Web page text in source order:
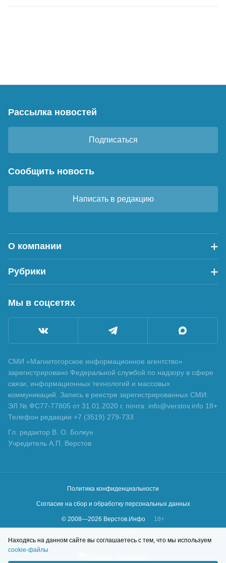
Рассылка новостей
Подписаться
Сообщить новость
Написать в редакцию
О компании
Рубрики
Мы в соцсетях
СМИ «Магнитогорское информационное агентство»
зарегистрировано Федеральной службой по надзору в сфере
связи, информационных технологий и массовых
коммуникаций. Запись в реестре зарегистрированных СМИ:
ЭЛ № ФС77-77805 от 31.01.2020 г. почта: info@verstov.info 18+
Телефон редакции +7 (3519) 279-733
Гл. редактор В. О. Болкун
Учредитель А.П. Верстов
Политика конфиденциальности
Согласие на сбор и обработку персональных данных
© 2008—2026 Верстов.Инфо
18+
Находясь на данном сайте вы соглашаетесь с тем, что мы используем
cookie-файлы